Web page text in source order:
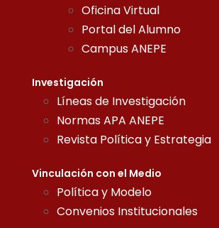
Oficina Virtual
Portal del Alumno
Campus ANEPE
Investigación
Líneas de Investigación
Normas APA ANEPE
Revista Política y Estrategia
Vinculación con el Medio
Política y Modelo
Convenios Institucionales